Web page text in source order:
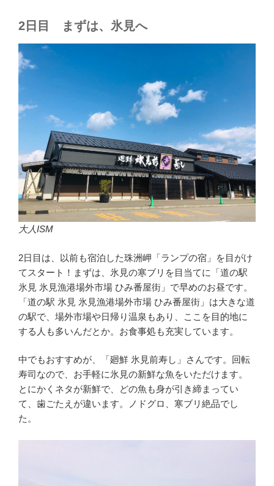
2日目 まずは、氷見へ
大人ISM
2日目は、以前も宿泊した珠洲岬「ランプの宿」を目がけ
てスタート！まずは、氷見の寒ブリを目当てに「道の駅
氷見 氷見漁港場外市場 ひみ番屋街」で早めのお昼です。
「道の駅 氷見 氷見漁港場外市場 ひみ番屋街」は大きな道
の駅で、場外市場や日帰り温泉もあり、ここを目的地に
する人も多いんだとか。お食事処も充実しています。
中でもおすすめが、「廻鮮 氷見前寿し」さんです。回転
寿司なので、お手軽に氷見の新鮮な魚をいただけます。
とにかくネタが新鮮で、どの魚も身が引き締まってい
て、歯ごたえが違います。ノドグロ、寒ブリ絶品でし
た。